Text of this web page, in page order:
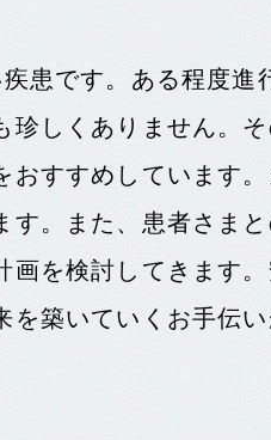
患です。ある程度進
しくありません。
すすめしています
。また、患者さま
画を検討してきます
を築いていくお手伝